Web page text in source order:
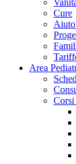
Cure
Area
Corsi